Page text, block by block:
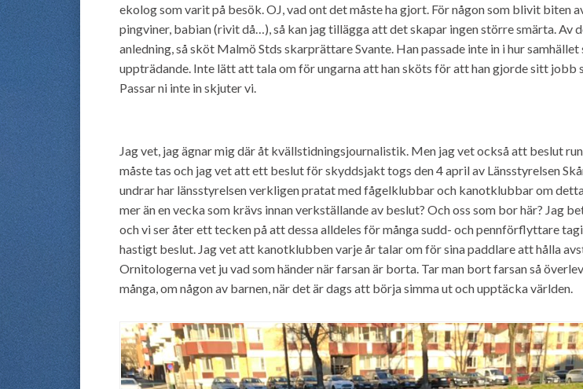
ekolog som varit på besök. OJ, vad ont det måste ha gjort. För någon som blivit biten
pingviner, babian (rivit då…), så kan jag tillägga att det skapar ingen större smärta. Av
anledning, så sköt Malmö Stds skarprättare Svante. Han passade inte in i hur samhället
uppträdande. Inte lätt att tala om för ungarna att han sköts för att han gjorde sitt jobb
Passar ni inte in skjuter vi.
Jag vet, jag ägnar mig där åt kvällstidningsjournalistik. Men jag vet också att beslut
måste tas och jag vet att ett beslut för skyddsjakt togs den 4 april av Länsstyrelsen
undrar har länsstyrelsen verkligen pratat med fågelklubbar och kanotklubbar om
mer än en vecka som krävs innan verkställande av beslut? Och oss som bor här? Jag
och vi ser åter ett tecken på att dessa alldeles för många sudd- och pennförflyttare
hastigt beslut. Jag vet att kanotklubben varje år talar om för sina paddlare att hålla
Ornitologerna vet ju vad som händer när farsan är borta. Tar man bort farsan så
många, om någon av barnen, när det är dags att börja simma ut och upptäcka världen.